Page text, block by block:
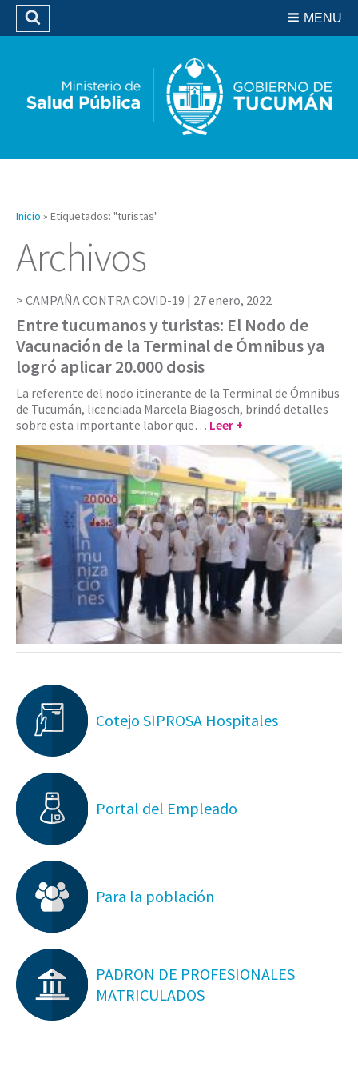
Biblioteca
MENU
Buscar
Inicio » Etiquetados: "turistas"
Archivos
CAMPAÑA CONTRA COVID-19 | 27 enero, 2022
Entre tucumanos y turistas: El Nodo de
Vacunación de la Terminal de Ómnibus ya
logró aplicar 20.000 dosis
La referente del nodo itinerante de la Terminal de Ómnibus
de Tucumán, licenciada Marcela Biagosch, brindó detalles
sobre esta importante labor que… Leer +
Cotejo SIPROSA Hospitales
Portal del Empleado
Para la población
PADRON DE PROFESIONALES
MATRICULADOS